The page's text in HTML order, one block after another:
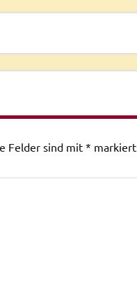
Felder sind mit* markiert